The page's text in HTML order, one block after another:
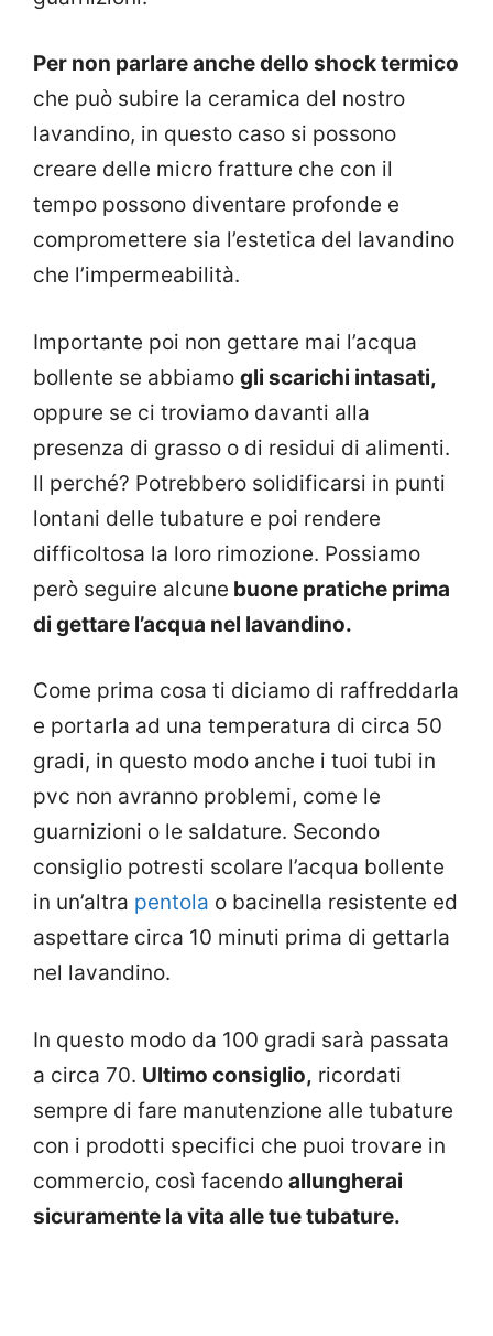
Per non parlare anche dello shock termico
che può subire la ceramica del nostro
lavandino, in questo caso si possono
creare delle micro fratture che con il
tempo possono diventare profonde e
compromettere sia l’estetica del lavandino
che l’impermeabilità.
Importante poi non gettare mai l’acqua
bollente se abbiamo gli scarichi intasati,
oppure se ci troviamo davanti alla
presenza di grasso o di residui di alimenti.
Il perché? Potrebbero solidificarsi in punti
lontani delle tubature e poi rendere
difficoltosa la loro rimozione. Possiamo
però seguire alcune buone pratiche prima
di gettare l’acqua nel lavandino.
Come prima cosa ti diciamo di raffreddarla
e portarla ad una temperatura di circa 50
gradi, in questo modo anche i tuoi tubi in
pvc non avranno problemi, come le
guarnizioni o le saldature. Secondo
consiglio potresti scolare l’acqua bollente
in un’altra pentola o bacinella resistente ed
aspettare circa 10 minuti prima di gettarla
nel lavandino.
In questo modo da 100 gradi sarà passata
a circa 70. Ultimo consiglio, ricordati
sempre di fare manutenzione alle tubature
con i prodotti specifici che puoi trovare in
commercio, così facendo allungherai
sicuramente la vita alle tue tubature.